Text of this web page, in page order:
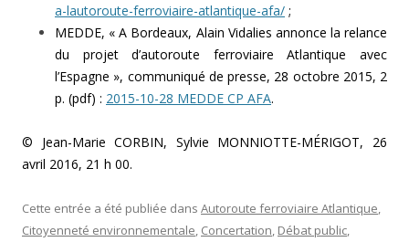
a-lautoroute-ferroviaire-atlantique-afa/ ;
MEDDE, « A Bordeaux, Alain Vidalies annonce la relance
du projet d’autoroute ferroviaire Atlantique avec
l’Espagne », communiqué de presse, 28 octobre 2015, 2
p. (pdf) : 2015-10-28 MEDDE CP AFA.
© Jean-Marie CORBIN, Sylvie MONNIOTTE-MÉRIGOT, 26
avril 2016, 21 h 00.
Cette entrée a été publiée dans Autoroute ferroviaire Atlantique,
Citoyenneté environnementale, Concertation, Débat public,